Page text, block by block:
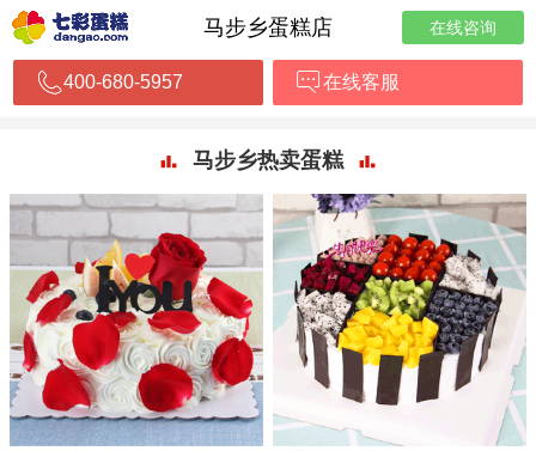
马步乡蛋糕店 在线咨询
400-680-5957 在线客服
马步乡热卖蛋糕